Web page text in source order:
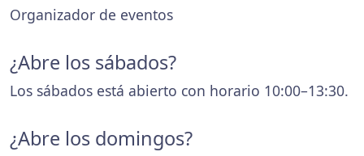
Organizador de eventos
¿Abre los sábados?
Los sábados está abierto con horario 10:00–13:30.
¿Abre los domingos?